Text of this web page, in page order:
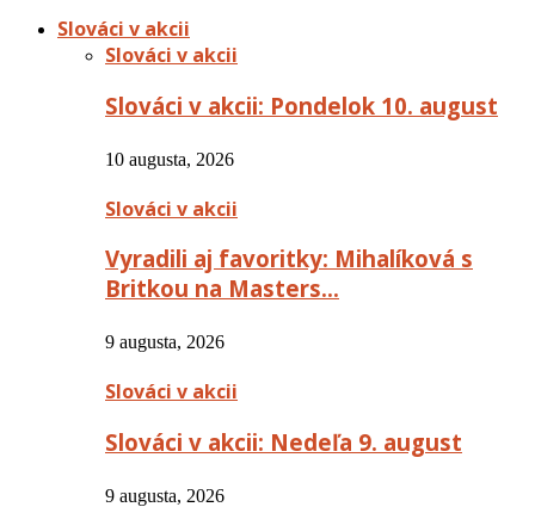
Slováci v akcii
Slováci v akcii
Slováci v akcii: Pondelok 10. august
10 augusta, 2026
Slováci v akcii
Vyradili aj favoritky: Mihalíková s
Britkou na Masters…
9 augusta, 2026
Slováci v akcii
Slováci v akcii: Nedeľa 9. august
9 augusta, 2026